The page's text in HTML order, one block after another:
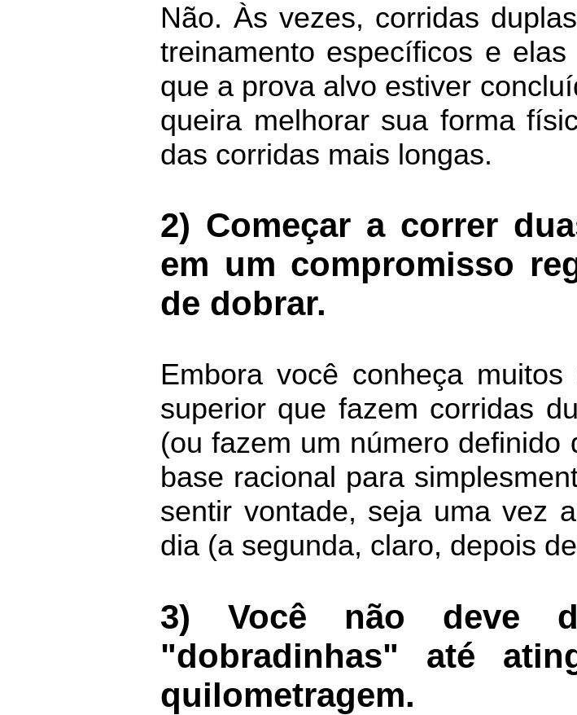
Não. Às vezes, corridas
treinamento específicos e
que a prova alvo estiver
queira melhorar sua forma
das corridas mais longas.
2) Começar a correr
em um compromisso
de dobrar.
Embora você conheça
superior que fazem corridas
(ou fazem um número
base racional para
sentir vontade, seja uma vez
dia (a segunda, claro, depois
3) Você não deve
"dobradinhas" até
quilometragem.